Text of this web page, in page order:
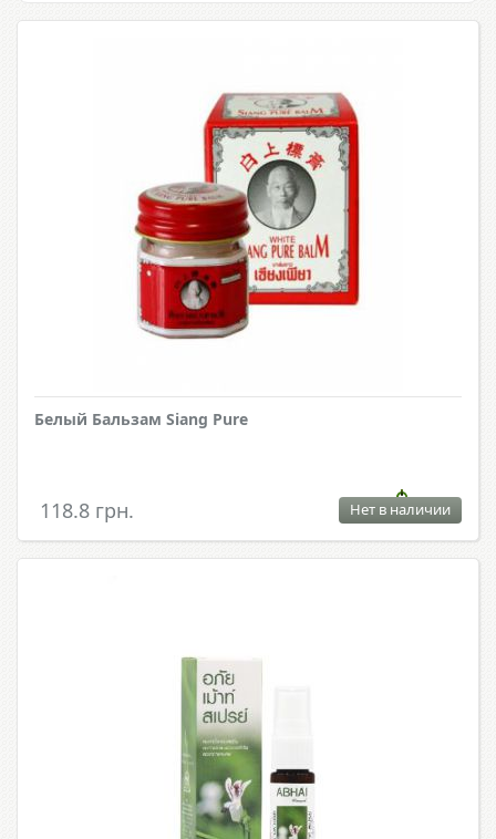
Белый Бальзам Siang Pure
118.8 грн. Нет в наличии